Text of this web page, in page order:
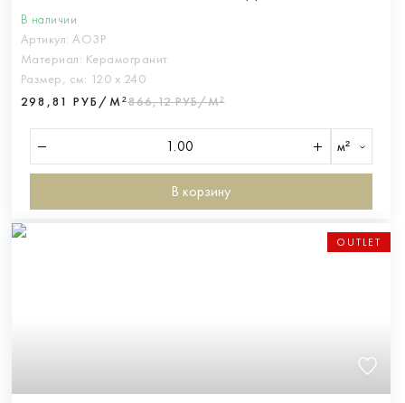
В наличии
Артикул: AO3P
Материал: Керамогранит
Размер, см: 120 х 240
298,81 РУБ/М²866,12 РУБ/М²
м²
В корзину
OUTLET